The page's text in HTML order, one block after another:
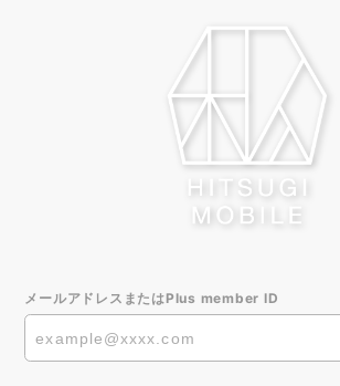
メールアドレスまたはPlus member ID